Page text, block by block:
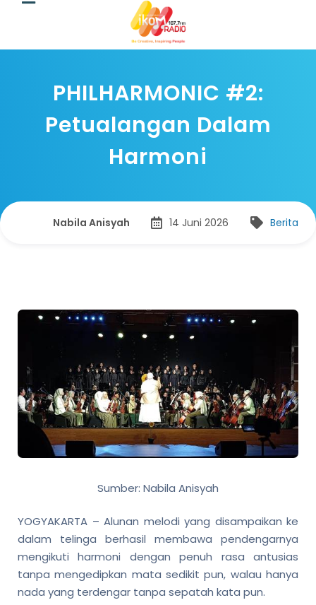
PHILHARMONIC #2:
Petualangan Dalam
Harmoni
Nabila Anisyah 14 Juni 2026 Berita
Sumber: Nabila Anisyah
YOGYAKARTA – Alunan melodi yang disampaikan ke
dalam telinga berhasil membawa pendengarnya
mengikuti harmoni dengan penuh rasa antusias
tanpa mengedipkan mata sedikit pun, walau hanya
nada yang terdengar tanpa sepatah kata pun.